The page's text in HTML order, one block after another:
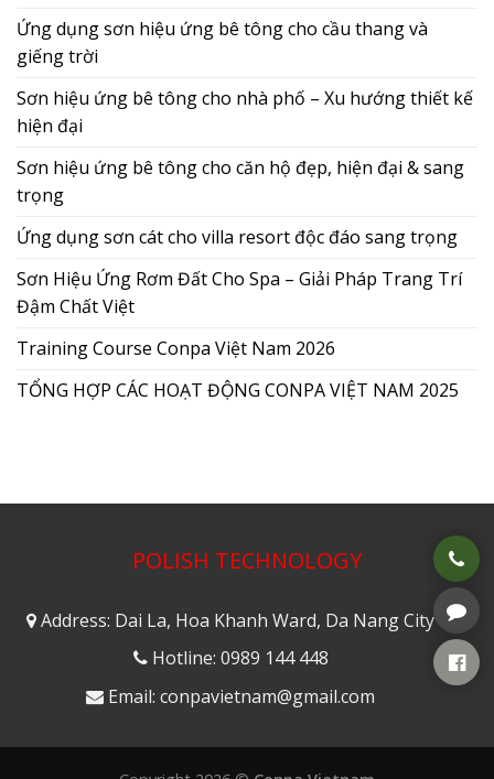
Ứng dụng sơn hiệu ứng bê tông cho cầu thang và
giếng trời
Sơn hiệu ứng bê tông cho nhà phố – Xu hướng thiết kế
hiện đại
Sơn hiệu ứng bê tông cho căn hộ đẹp, hiện đại & sang
trọng
Ứng dụng sơn cát cho villa resort độc đáo sang trọng
Sơn Hiệu Ứng Rơm Đất Cho Spa – Giải Pháp Trang Trí
Đậm Chất Việt
Training Course Conpa Việt Nam 2026
TỔNG HỢP CÁC HOẠT ĐỘNG CONPA VIỆT NAM 2025
POLISH TECHNOLOGY
Address: Dai La, Hoa Khanh Ward, Da Nang City
Hotline: 0989 144 448
Email: conpavietnam@gmail.com